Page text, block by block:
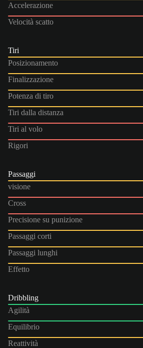
Accelerazione
Velocità scatto
Tiri
Posizionamento
Finalizzazione
Potenza di tiro
Tiri dalla distanza
Tiri al volo
Rigori
Passaggi
visione
Cross
Precisione su punizione
Passaggi corti
Passaggi lunghi
Effetto
Dribbling
Agilità
Equilibrio
Reattività